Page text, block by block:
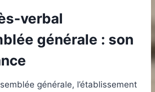
verbal
générale : son
générale, l’établissement